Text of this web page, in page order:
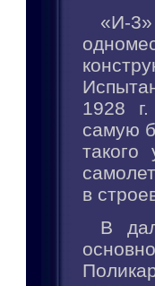
«И-
1928
самую
такого
в
В